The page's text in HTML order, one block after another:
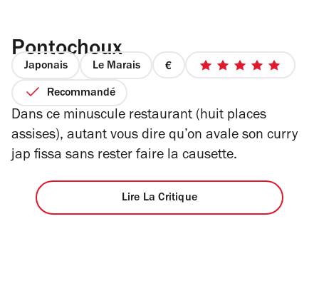
Pontochoux
Japonais Le Marais
prix
5
Recommandé
Dans ce minuscule restaurant (huit places
assises), autant vous dire qu’on avale son curry
jap fissa sans rester faire la causette.
Lire La Critique